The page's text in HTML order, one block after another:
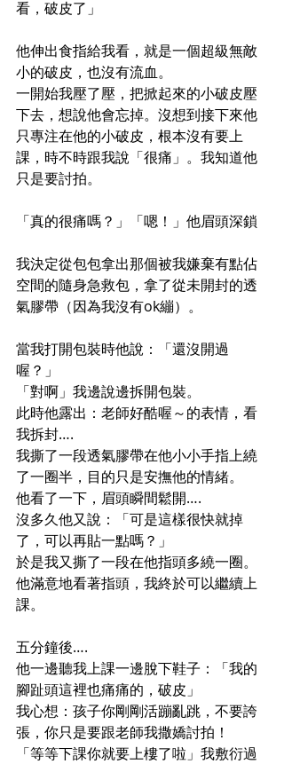
看，破皮了」
他伸出食指給我看，就是一個超級無敵
小的破皮，也沒有流血。
一開始我壓了壓，把掀起來的小破皮壓
下去，想說他會忘掉。沒想到接下來他
只專注在他的小破皮，根本沒有要上
課，時不時跟我說「很痛」。我知道他
只是要討拍。
「真的很痛嗎？」「嗯！」他眉頭深鎖
我決定從包包拿出那個被我嫌棄有點佔
空間的隨身急救包，拿了從未開封的透
氣膠帶（因為我沒有ok繃）。
當我打開包裝時他說：「還沒開過
喔？」
「對啊」我邊說邊拆開包裝。
此時他露出：老師好酷喔～的表情，看
我拆封….
我撕了一段透氣膠帶在他小小手指上繞
了一圈半，目的只是安撫他的情緒。
他看了一下，眉頭瞬間鬆開….
沒多久他又說：「可是這樣很快就掉
了，可以再貼一點嗎？」
於是我又撕了一段在他指頭多繞一圈。
他滿意地看著指頭，我終於可以繼續上
課。
五分鐘後….
他一邊聽我上課一邊脫下鞋子：「我的
腳趾頭這裡也痛痛的，破皮」
我心想：孩子你剛剛活蹦亂跳，不要誇
張，你只是要跟老師我撒嬌討拍！
「等等下課你就要上樓了啦」我敷衍過